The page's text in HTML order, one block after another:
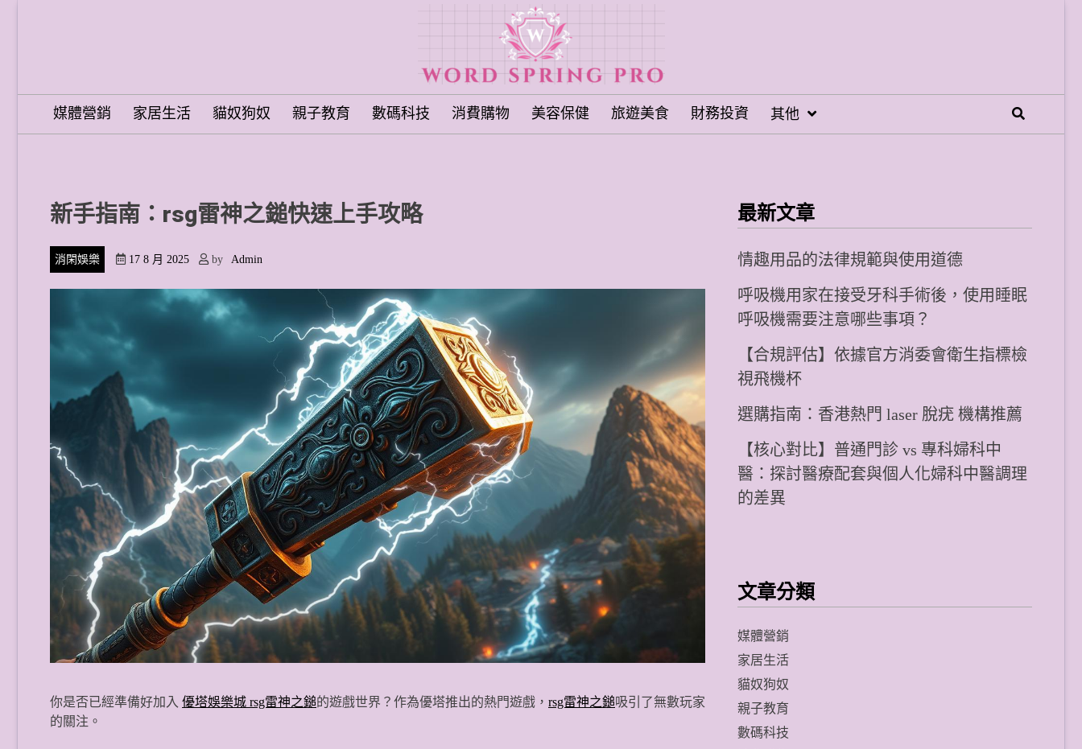
Word Spring Pro
媒體營銷 家居生活 貓奴狗奴 親子教育 數碼科技 消費購物 美容保健 旅遊美食 財務投資 其他
新手指南：rsg雷神之鎚快速上手攻略
消閑娛樂 17 8 月 2025 by Admin
你是否已經準備好加入 優塔娛樂城 rsg雷神之鎚的遊戲世界？作為優塔推出的熱門遊戲， rsg雷神之鎚吸引了無數玩家
的關注。
最新文章
情趣用品的法律規範與使用道德
呼吸機用家在接受牙科手術後，使用睡眠
呼吸機需要注意哪些事項？
【合規評估】依據官方消委會衛生指標檢
視飛機杯
選購指南：香港熱門 laser 脫疣 機構推薦
【核心對比】普通門診 vs 專科婦科中
醫：探討醫療配套與個人化婦科中醫調理
的差異
文章分類
媒體營銷
家居生活
貓奴狗奴
親子教育
數碼科技